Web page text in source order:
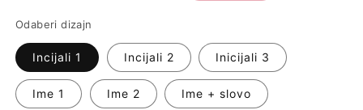
Odaberi dizajn
Incijali 1 Incijali 2 Inicijali 3
Ime 1 Ime 2 Ime + slovo